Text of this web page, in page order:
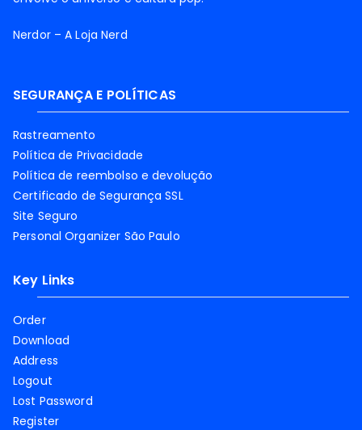
Nerdor – A Loja Nerd
SEGURANÇA E POLÍTICAS
Rastreamento
Política de Privacidade
Política de reembolso e devolução
Certificado de Segurança SSL
Site Seguro
Personal Organizer São Paulo
Key Links
Order
Download
Address
Logout
Lost Password
Register